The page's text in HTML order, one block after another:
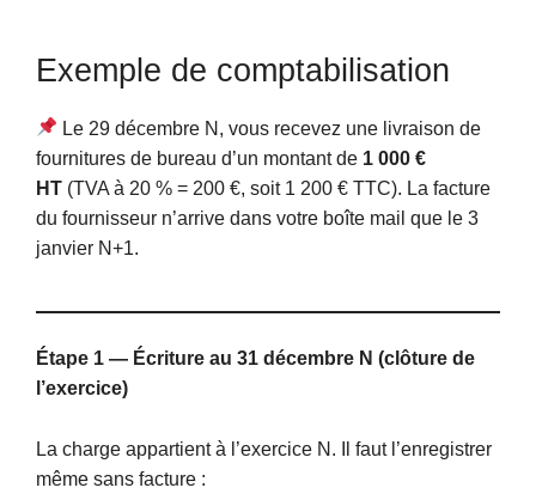
Exemple de comptabilisation
Le 29 décembre N, vous recevez une livraison de
fournitures de bureau d’un montant de 1 000 €
HT (TVA à 20 % = 200 €, soit 1 200 € TTC). La facture
du fournisseur n’arrive dans votre boîte mail que le 3
janvier N+1.
Étape 1 — Écriture au 31 décembre N (clôture de
l’exercice)
La charge appartient à l’exercice N. Il faut l’enregistrer
même sans facture :